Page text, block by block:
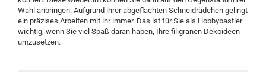
Wahl anbringen. Aufgrund ihrer abgeflachten Schneidrädchen gelingt
ein präzises Arbeiten mit ihr immer. Das ist für Sie als Hobbybastler
wichtig, wenn Sie viel Spaß daran haben, Ihre filigranen Dekoideen
umzusetzen.